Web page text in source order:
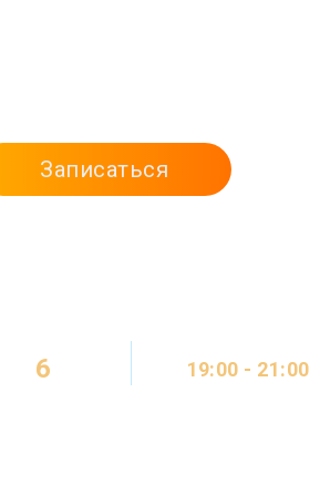
Записаться
6
19:00 - 21:00